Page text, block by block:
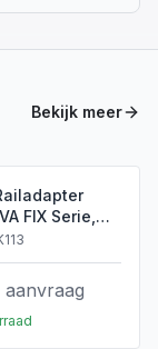
Bekijk meer
FIX Serie,
aanvraag